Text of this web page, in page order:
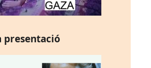
presentació